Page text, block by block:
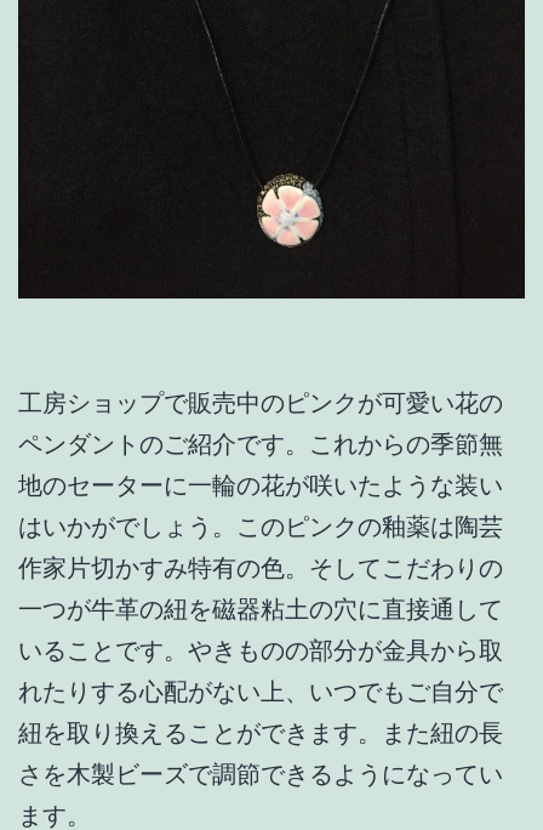
工房ショップで販売中のピンクが可愛い花の
ペンダントのご紹介です。これからの季節無
地のセーターに一輪の花が咲いたような装い
はいかがでしょう。このピンクの釉薬は陶芸
作家片切かすみ特有の色。そしてこだわりの
一つが牛革の紐を磁器粘土の穴に直接通して
いることです。やきものの部分が金具から取
れたりする心配がない上、いつでもご自分で
紐を取り換えることができます。また紐の長
さを木製ビーズで調節できるようになってい
ます。